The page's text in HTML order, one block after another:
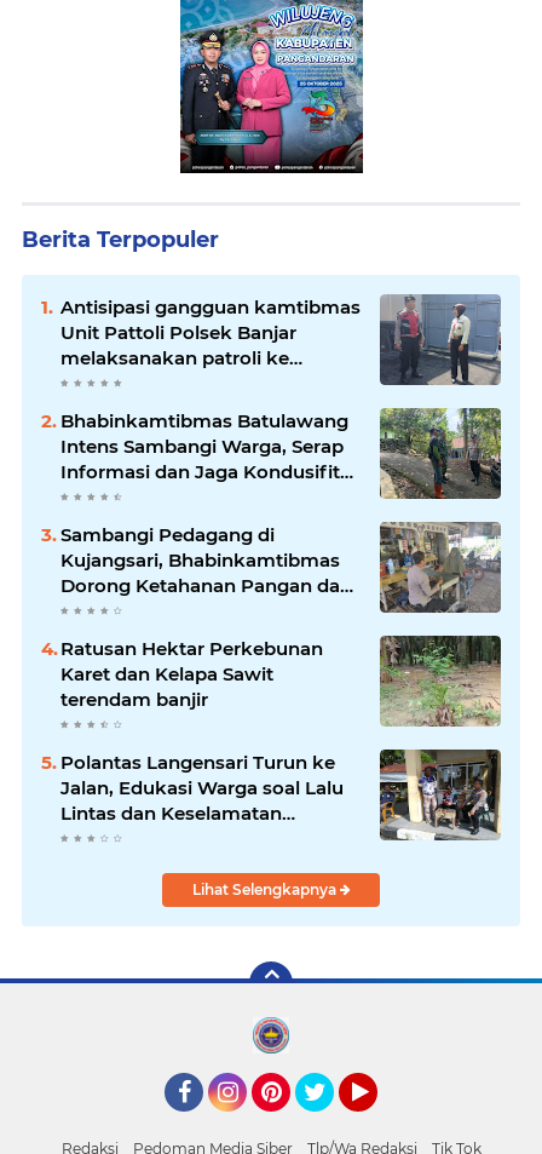
Berita Terpopuler
Antisipasi gangguan kamtibmas
Unit Pattoli Polsek Banjar
melaksanakan patroli ke
tempat-tempat keramaian di
Bhabinkamtibmas Batulawang
Intens Sambangi Warga, Serap
Informasi dan Jaga Kondusifitas
Lingkungan
Sambangi Pedagang di
Kujangsari, Bhabinkamtibmas
Dorong Ketahanan Pangan dan
Keamanan Lingkungan
Ratusan Hektar Perkebunan
Karet dan Kelapa Sawit
terendam banjir
Polantas Langensari Turun ke
Jalan, Edukasi Warga soal Lalu
Lintas dan Keselamatan
Berkendara
Lihat Selengkapnya
Redaksi Pedoman Media Siber Tlp/Wa Redaksi Tik Tok